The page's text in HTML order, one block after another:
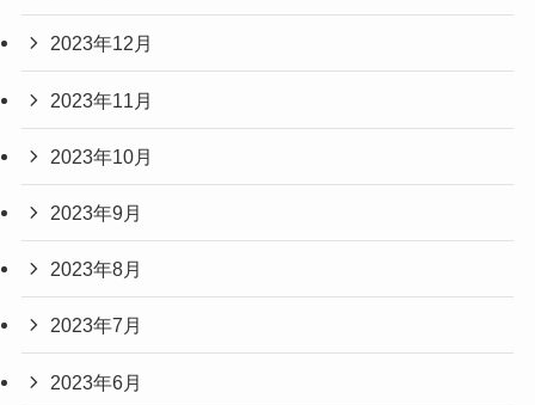
2023年12月
2023年11月
2023年10月
2023年9月
2023年8月
2023年7月
2023年6月